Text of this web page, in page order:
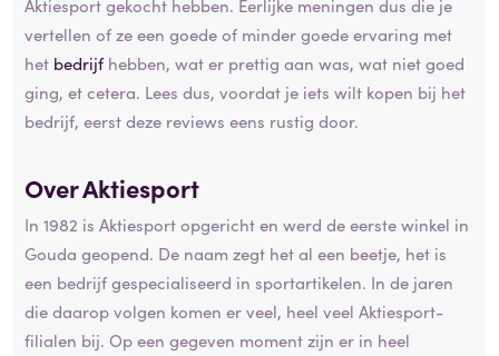
Aktiesport gekocht hebben. Eerlijke meningen dus die je
vertellen of ze een goede of minder goede ervaring met
het bedrijf hebben, wat er prettig aan was, wat niet goed
ging, et cetera. Lees dus, voordat je iets wilt kopen bij het
bedrijf, eerst deze reviews eens rustig door.
Over Aktiesport
In 1982 is Aktiesport opgericht en werd de eerste winkel in
Gouda geopend. De naam zegt het al een beetje, het is
een bedrijf gespecialiseerd in sportartikelen. In de jaren
die daarop volgen komen er veel, heel veel Aktiesport-
filialen bij. Op een gegeven moment zijn er in heel